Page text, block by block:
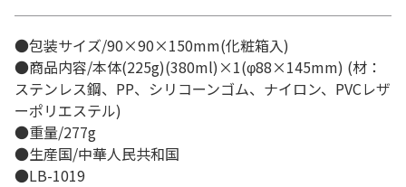
●包装サイズ/90×90×150mm(化粧箱入)
●商品内容/本体(225g)(380ml)×1(φ88×145mm) (材：
ステンレス鋼、PP、シリコーンゴム、ナイロン、PVCレザ
ーポリエステル)
●重量/277g
●生産国/中華人民共和国
●LB-1019